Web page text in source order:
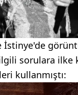
İstinye'de
sorulara ilke
kullanmıştı: